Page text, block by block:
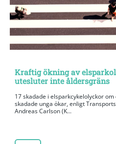
Kraftig ökning av
utesluter inte åldersgräns
17 skadade i elsparkcykelolyckor
skadade unga ökar, enligt
Andreas Carlson (K...